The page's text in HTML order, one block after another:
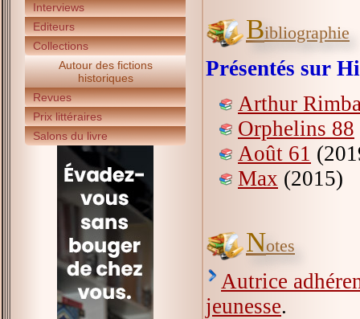
Interviews
Editeurs
Collections
Autour des fictions
historiques
Revues
Prix littéraires
Salons du livre
Bibliographie
Présentés sur
Arthur
Orphelins 88
Août 61
Max (2015)
Notes
Autrice
jeunesse.